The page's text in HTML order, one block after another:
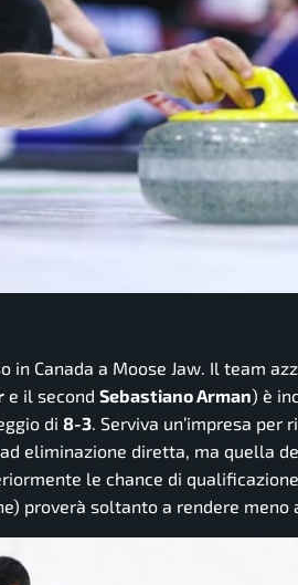
in Canada a Moose Jaw. Il team
e il second Sebastiano Arman) è
di 8-3. Serviva un’impresa per
eliminazione diretta, ma quella
le chance di
proverà soltanto a rendere meno